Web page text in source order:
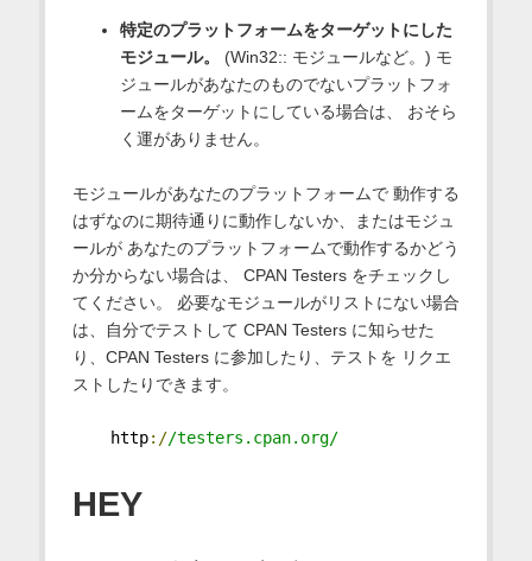
特定のプラットフォームをターゲットにした
モジュール。
(Win32:: モジュールなど。) モ
ジュールがあなたのものでないプラットフォ
ームをターゲットにしている場合は、 おそら
く運がありません。
モジュールがあなたのプラットフォームで 動作する
はずなのに期待通りに動作しないか、またはモジュ
ールが あなたのプラットフォームで動作するかどう
か分からない場合は、 CPAN Testers をチェックし
てください。 必要なモジュールがリストにない場合
は、自分でテストして CPAN Testers に知らせた
り、CPAN Testers に参加したり、テストを リクエ
ストしたりできます。
http://testers.cpan.org/
HEY